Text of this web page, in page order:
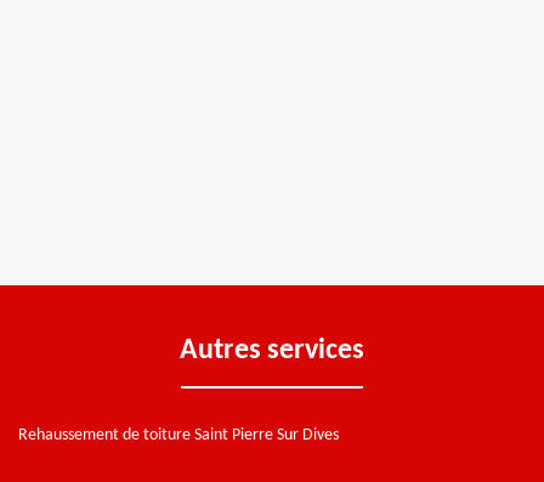
Autres services
Rehaussement de toiture Saint Pierre Sur Dives